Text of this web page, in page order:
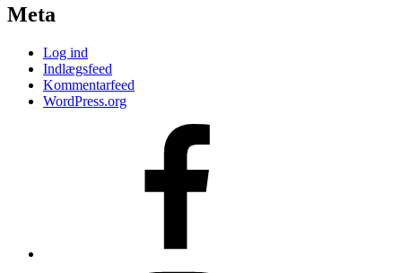
Meta
Log ind
Indlægsfeed
Kommentarfeed
WordPress.org